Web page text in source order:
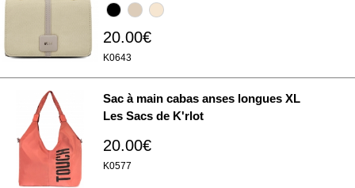
20.00€
K0643
Sac à main cabas anses longues XL
Les Sacs de K'rlot
20.00€
K0577